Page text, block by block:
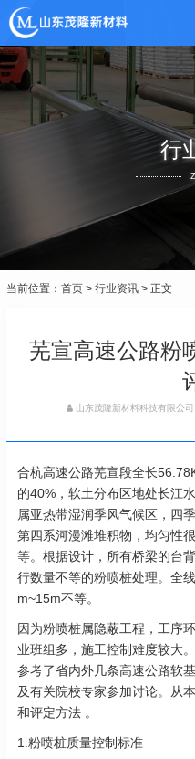
行
当前位置： 首页 > 行业资讯 > 正文
芜宣高速公路粉
山东茂隆新材料科技有限公司
合杭高速公路芜宣段全长
的40%，软土分布区地处长江
属亚热带湿润季风气候区，四
第四系河漫滩堆积物，均匀性
等。根据设计，所有桥梁的台
行数量不等的粉喷桩处理。全
m~15m不等。
因为粉喷桩属隐蔽工程，工序
业班组多，施工控制难度较大
参考了省内外几条高速公路软
及有关院校专家参加讨论。从
和评定方法 。
1.粉喷桩质量控制标准